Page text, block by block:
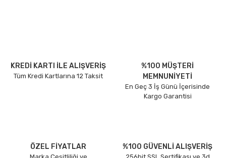
KREDİ KARTI İLE ALIŞVERİŞ
Tüm Kredi Kartlarına 12 Taksit
%100 MÜŞTERİ
MEMNUNİYETİ
En Geç 3 İş Günü İçerisinde
Kargo Garantisi
ÖZEL FİYATLAR %100 GÜVENLİ ALIŞVERİŞ